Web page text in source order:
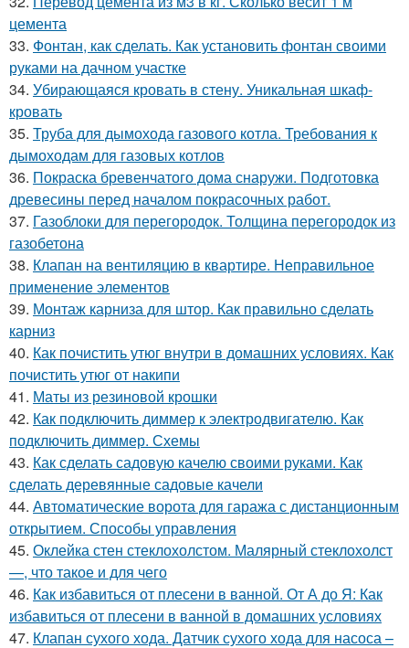
цемента
33. Фонтан, как сделать. Как установить фонтан своими
руками на дачном участке
34. Убирающаяся кровать в стену. Уникальная шкаф-
кровать
35. Труба для дымохода газового котла. Требования к
дымоходам для газовых котлов
36. Покраска бревенчатого дома снаружи. Подготовка
древесины перед началом покрасочных работ.
37. Газоблоки для перегородок. Толщина перегородок из
газобетона
38. Клапан на вентиляцию в квартире. Неправильное
применение элементов
39. Монтаж карниза для штор. Как правильно сделать
карниз
40. Как почистить утюг внутри в домашних условиях. Как
почистить утюг от накипи
41. Маты из резиновой крошки
42. Как подключить диммер к электродвигателю. Как
подключить диммер. Схемы
43. Как сделать садовую качелю своими руками. Как
сделать деревянные садовые качели
44. Автоматические ворота для гаража с дистанционным
открытием. Способы управления
45. Оклейка стен стеклохолстом. Малярный стеклохолст
—, что такое и для чего
46. Как избавиться от плесени в ванной. От А до Я: Как
избавиться от плесени в ванной в домашних условиях
47. Клапан сухого хода. Датчик сухого хода для насоса –